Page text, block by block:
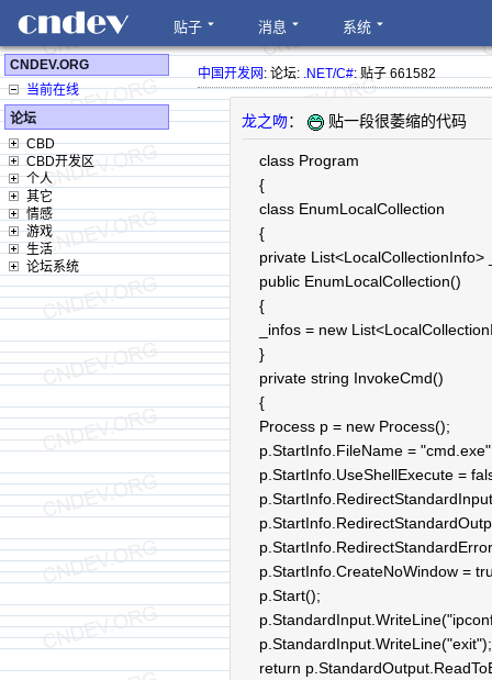
贴子 消息 系统
CNDEV.ORG
当前在线
论坛
CBD
CBD开发区
个人
其它
情感
游戏
生活
论坛系统
中国开发网: 论坛:.NET/C#: 贴子 661582
龙之吻： 贴一段很萎缩的代码
class Program
{
class EnumLocalCollection
{
private List<LocalCollectionInfo>
public EnumLocalCollection()
{
_infos = new
}
private string InvokeCmd()
{
Process p = new Process();
p.StartInfo.FileName =
p.StartInfo.UseShellExecute =
p.StartInfo.CreateNoWindow =
p.Start();
p.StandardInput.WriteLine("exit");
return